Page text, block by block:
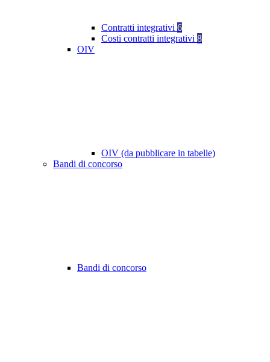
Contratti integrativi 6
Costi contratti integrativi 8
OIV
OIV (da pubblicare in tabelle)
Bandi di concorso
Bandi di concorso